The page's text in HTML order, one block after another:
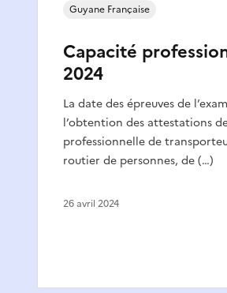
Capacité
2024
La date des épreuves de
l’obtention des attestations
professionnelle de
routier de personnes, de (…)
Guyane Française
26 avril 2024